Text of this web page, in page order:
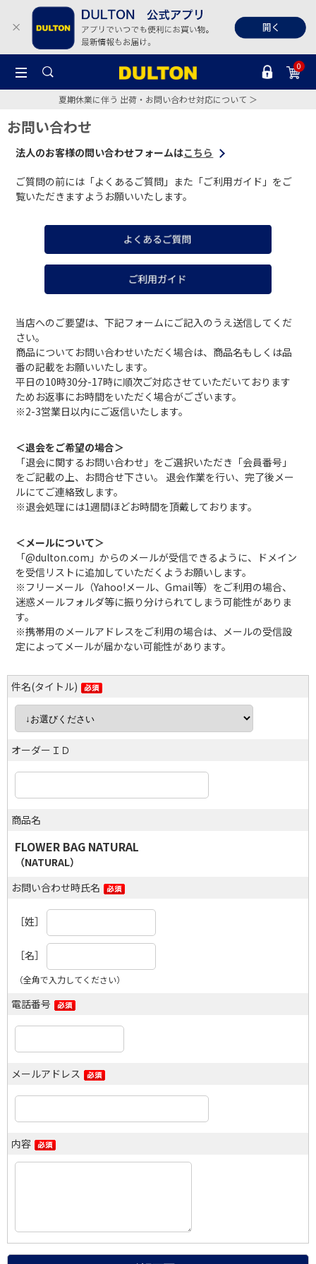
0
夏期休業に伴う 出荷・お問い合わせ対応について ＞
お問い合わせ
法人のお客様の問い合わせフォームはこちら
ご質問の前には「よくあるご質問」また「ご利用ガイド」をご
覧いただきますようお願いいたします。
当店へのご要望は、下記フォームにご記入のうえ送信してくだ
さい。
商品についてお問い合わせいただく場合は、商品名もしくは品
番の記載をお願いいたします。
平日の10時30分-17時に順次ご対応させていただいております
ためお返事にお時間をいただく場合がございます。
※2-3営業日以内にご返信いたします。
＜退会をご希望の場合＞
「退会に関するお問い合わせ」をご選択いただき「会員番号」
をご記載の上、お問合せ下さい。 退会作業を行い、完了後メー
ルにてご連絡致します。
※退会処理には1週間ほどお時間を頂戴しております。
＜メールについて＞
「@dulton.com」からのメールが受信できるように、ドメイン
を受信リストに追加していただくようお願いします。
※フリーメール（Yahoo!メール、Gmail等）をご利用の場合、
迷惑メールフォルダ等に振り分けられてしまう可能性がありま
す。
※携帯用のメールアドレスをご利用の場合は、メールの受信設
定によってメールが届かない可能性があります。
件名(タイトル)
オーダーＩＤ
商品名
FLOWER BAG NATURAL
（NATURAL）
お問い合わせ時氏名
［姓］
［名］
（全角で入力してください）
電話番号
メールアドレス
内容